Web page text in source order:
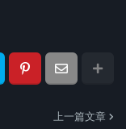
上一篇文章